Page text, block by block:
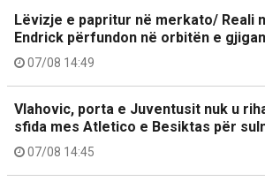
Lëvizje e papritur në merkato/ Reali
Endrick përfundon në orbitën e
07/08 14:49
Vlahovic, porta e Juventusit nuk u
sfida mes Atletico e Besiktas për
07/08 14:45